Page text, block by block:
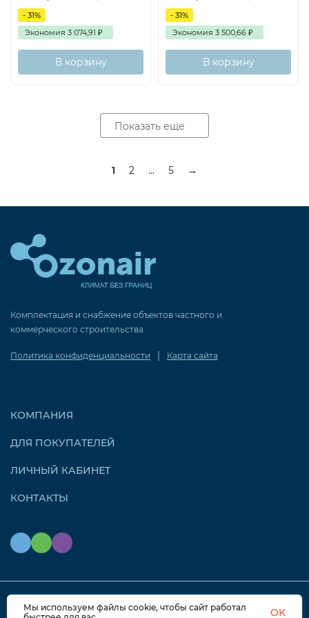
- 31%
Экономия 3 074,91 ₽
В корзину
- 31%
Экономия 3 500,66 ₽
В корзину
Показать еще
1 2 ... 5 →
Комплектация и снабжение объектов частного и
коммерческого строительства
Политика конфиденциальности | Карта сайта
КОМПАНИЯ
ДЛЯ ПОКУПАТЕЛЕЙ
ЛИЧНЫЙ КАБИНЕТ
КОНТАКТЫ
© 2026 OZONAIR.RU. Все права защищены
Мы используем файлы cookie, чтобы сайт работал
OK